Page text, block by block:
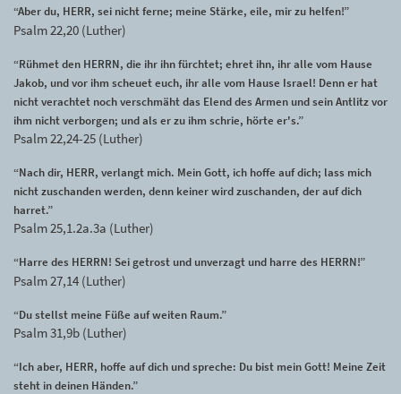
“Aber du, HERR, sei nicht ferne; meine Stärke, eile, mir zu helfen!”
Psalm 22,20 (Luther)
“Rühmet den HERRN, die ihr ihn fürchtet; ehret ihn, ihr alle vom Hause
Jakob, und vor ihm scheuet euch, ihr alle vom Hause Israel! Denn er hat
nicht verachtet noch verschmäht das Elend des Armen und sein Antlitz vor
ihm nicht verborgen; und als er zu ihm schrie, hörte er's.”
Psalm 22,24-25 (Luther)
“Nach dir, HERR, verlangt mich. Mein Gott, ich hoffe auf dich; lass mich
nicht zuschanden werden, denn keiner wird zuschanden, der auf dich
harret.”
Psalm 25,1.2a.3a (Luther)
“Harre des HERRN! Sei getrost und unverzagt und harre des HERRN!”
Psalm 27,14 (Luther)
“Du stellst meine Füße auf weiten Raum.”
Psalm 31,9b (Luther)
“Ich aber, HERR, hoffe auf dich und spreche: Du bist mein Gott! Meine Zeit
steht in deinen Händen.”